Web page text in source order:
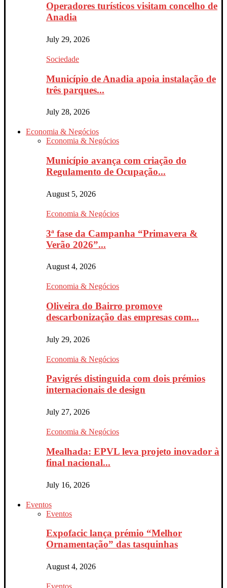
Operadores turísticos visitam concelho de
Anadia
July 29, 2026
Sociedade
Município de Anadia apoia instalação de
três parques...
July 28, 2026
Economia & Negócios
Economia & Negócios
Município avança com criação do
Regulamento de Ocupação...
August 5, 2026
Economia & Negócios
3ª fase da Campanha “Primavera &
Verão 2026”...
August 4, 2026
Economia & Negócios
Oliveira do Bairro promove
descarbonização das empresas com...
July 29, 2026
Economia & Negócios
Pavigrés distinguida com dois prémios
internacionais de design
July 27, 2026
Economia & Negócios
Mealhada: EPVL leva projeto inovador à
final nacional...
July 16, 2026
Eventos
Eventos
Expofacic lança prémio “Melhor
Ornamentação” das tasquinhas
August 4, 2026
Eventos